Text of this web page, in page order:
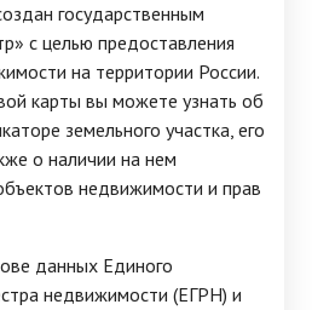
государственным
с целью предоставления
на территории России.
карты вы можете узнать об
земельного участка, его
о наличии на нем
недвижимости и прав
данных Единого
недвижимости (ЕГРН) и